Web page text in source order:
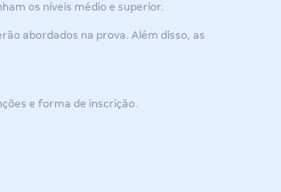
os níveis médio e superior.
abordados na prova. Além disso, as
e forma de inscrição.